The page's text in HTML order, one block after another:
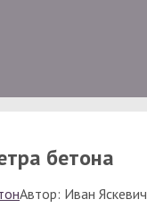
бетона
Автор: Иван Яскевич